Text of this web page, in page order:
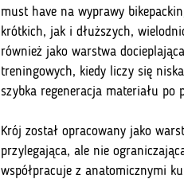
must have na wyprawy
krótkich, jak i dłuższych,
również jako warstwa
treningowych, kiedy liczy się
szybka regeneracja materiału po
Krój został opracowany jako
przylegająca, ale nie
współpracuje z anatomicznymi